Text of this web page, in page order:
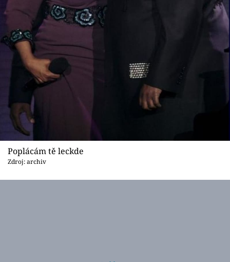
Poplácám tě leckde
Zdroj: archiv